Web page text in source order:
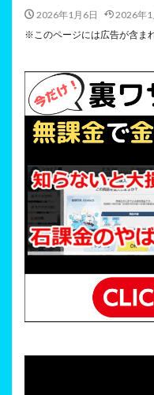
2026年1月6日 2026年1
※このページには広告が含ま